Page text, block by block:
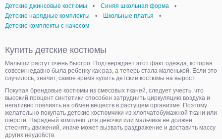
Детские джинсовые костюмы
• Синяя школьная форма
•
Детские нарядные комплекты
• Школьные платья
•
Детские комплекты с начесом
Купить детские костюмы
Малыши растут очень быстро. Подтверждает этот факт одежда, которая
совсем недавно была ребенку как раз, а теперь стала маленькой. Если это
случилось, значит, самое время купить детские костюмы на вырост.
Покупая брендовые костюмы из смесовых тканей, следует учесть, что
высокий процент синтетики способен затруднить циркуляцию воздуха и
негативно повлиять на обмен веществ в растущем организме. Поэтому
желательно покупать детские костюмчики из хлопчатобумажной ткани или
шерсти. Нарядный комплект для девочки или мальчика не должен
стеснять движений, иначе может вызвать раздражение и доставить массу
других неудобств.